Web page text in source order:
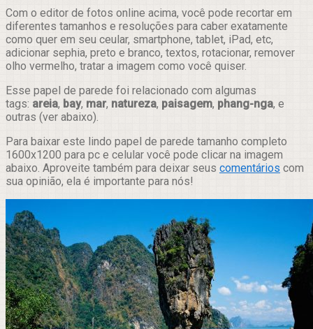
Com o editor de fotos online acima, você pode recortar em
diferentes tamanhos e resoluções para caber exatamente
como quer em seu ceular, smartphone, tablet, iPad, etc,
adicionar sephia, preto e branco, textos, rotacionar, remover
olho vermelho, tratar a imagem como você quiser.
Esse papel de parede foi relacionado com algumas
tags: areia, bay, mar, natureza, paisagem, phang-nga, e
outras (ver abaixo).
Para baixar este lindo papel de parede tamanho completo
1600x1200 para pc e celular você pode clicar na imagem
abaixo. Aproveite também para deixar seus comentários com
sua opinião, ela é importante para nós!